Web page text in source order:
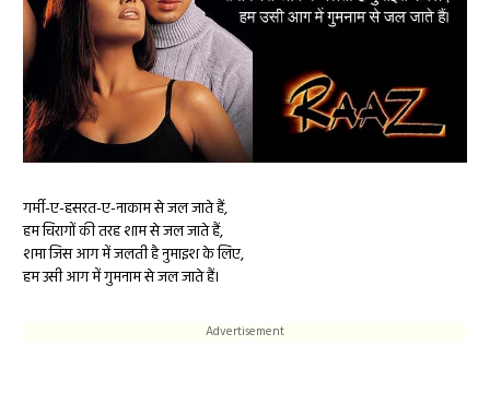
गर्मी-ए-हसरत-ए-नाकाम से जल जाते हैं,
हम चिरागों की तरह शाम से जल जाते हैं,
शमा जिस आग में जलती है नुमाइश के लिए,
हम उसी आग में गुमनाम से जल जाते हैं।
Advertisement